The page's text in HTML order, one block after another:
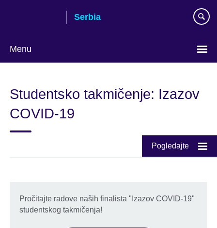
Serbia
Menu
language
Studentsko takmičenje: Izazov
COVID-19
Pogledajte
Pročitajte radove naših finalista "Izazov COVID-19"
studentskog takmičenja!